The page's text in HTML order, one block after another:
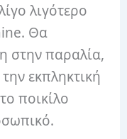
λιγότερο
Θα
στην παραλία,
εκπληκτική
ποικίλο